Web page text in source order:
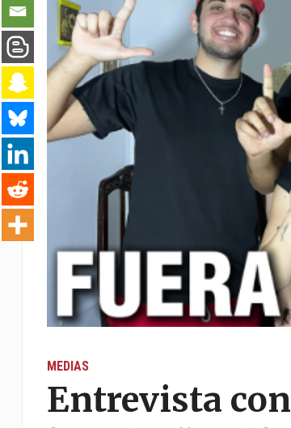
MEDIAS
Entrevista